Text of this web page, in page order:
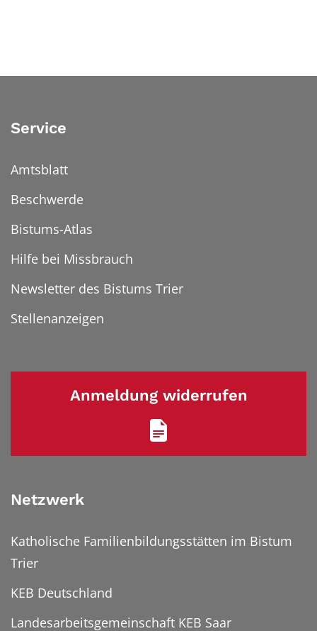
Service
Amtsblatt
Beschwerde
Bistums-Atlas
Hilfe bei Missbrauch
Newsletter des Bistums Trier
Stellenanzeigen
Anmeldung widerrufen
Netzwerk
Katholische Familienbildungsstätten im Bistum
Trier
KEB Deutschland
Landesarbeitsgemeinschaft KEB Saar